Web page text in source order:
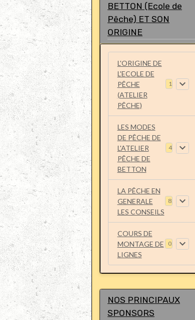
BETTON (Ecole de
Pêche) ET SON
ORIGINE
L'ORIGINE DE
L'ECOLE DE
PÊCHE
(ATELIER
PÊCHE)
1
LES MODES
DE PÊCHE DE
L'ATELIER
PÊCHE DE
BETTON
4
LA PÊCHE EN
GENERALE
LES CONSEILS
8
COURS DE
MONTAGE DE
LIGNES
0
NOS PRINCIPAUX
SPONSORS